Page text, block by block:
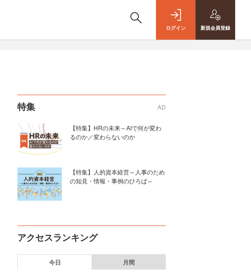
ログイン 新規会員登録
特集 AD
【特集】HRの未来～AIで何が変わ
るのか／変わらないのか
【特集】人的資本経営～人事のため
の知見・情報・事例のひろば～
アクセスランキング
今日 月間